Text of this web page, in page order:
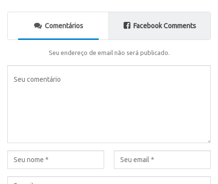
Comentários Facebook Comments
Seu endereço de email não será publicado.